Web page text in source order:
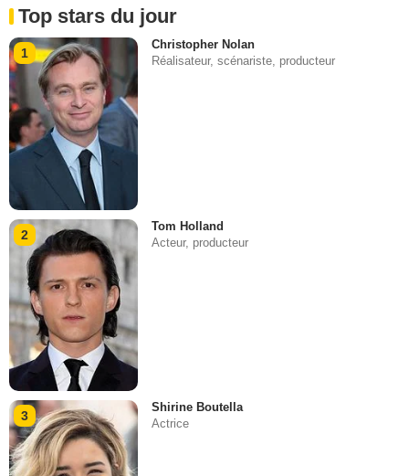
Top stars du jour
1
Christopher Nolan
Réalisateur, scénariste, producteur
2
Tom Holland
Acteur, producteur
3
Shirine Boutella
Actrice